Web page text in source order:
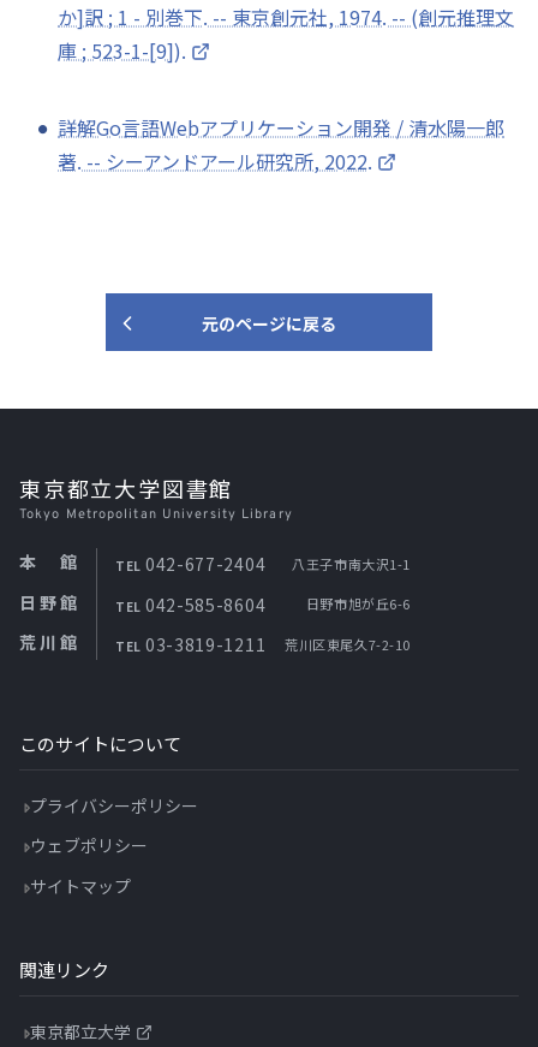
か]訳 ; 1 - 別巻下. -- 東京創元社, 1974. -- (創元推理文
庫 ; 523-1-[9]).
詳解Go言語Webアプリケーション開発 / 清水陽一郎
著. -- シーアンドアール研究所, 2022.
元のページに戻る
東京都立大学図書館
Tokyo Metropolitan University Library
本館 TEL 042-677-2404 八王子市南大沢1-1
日野館 TEL 042-585-8604 日野市旭が丘6-6
荒川館 TEL 03-3819-1211 荒川区東尾久7-2-10
このサイトについて
プライバシーポリシー
ウェブポリシー
サイトマップ
関連リンク
東京都立大学